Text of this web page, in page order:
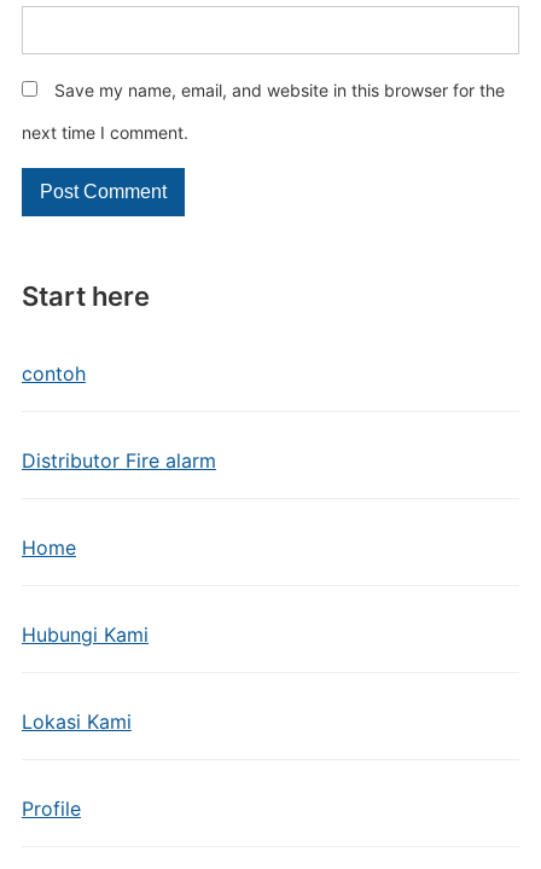
Start here
contoh
Distributor Fire alarm
Home
Hubungi Kami
Lokasi Kami
Profile
Save my name, email, and website in this browser for the
next time I comment.